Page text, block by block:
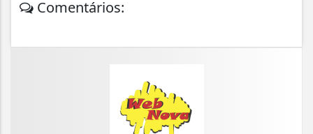
Comentários: